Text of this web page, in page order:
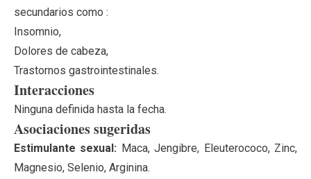
secundarios como :
Insomnio,
Dolores de cabeza,
Trastornos gastrointestinales.
Interacciones
Ninguna definida hasta la fecha.
Asociaciones sugeridas
Estimulante sexual: Maca,Jengibre, Eleuterococo, Zinc,
Magnesio, Selenio, Arginina.